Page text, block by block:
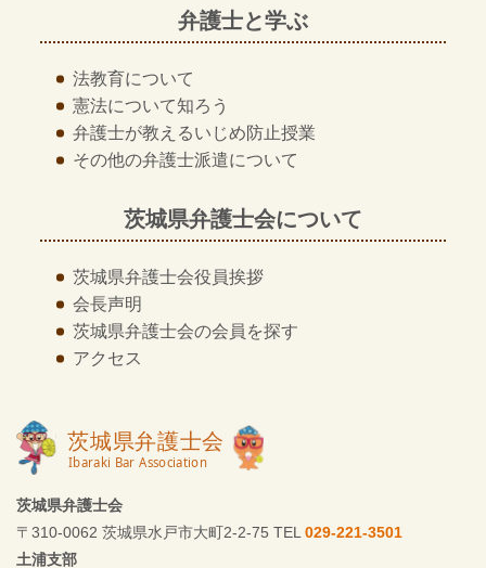
弁護士と学ぶ
法教育について
憲法について知ろう
弁護士が教えるいじめ防止授業
その他の弁護士派遣について
茨城県弁護士会について
茨城県弁護士会役員挨拶
会長声明
茨城県弁護士会の会員を探す
アクセス
茨城県弁護士会
〒310-0062 茨城県水戸市大町2-2-75 TEL 029-221-3501
土浦支部